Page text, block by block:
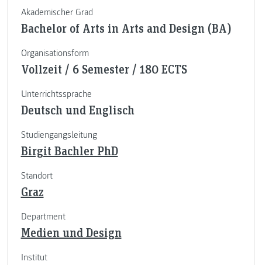
Akademischer Grad
Bachelor of Arts in Arts and Design (BA)
Organisationsform
Vollzeit / 6 Semester / 180 ECTS
Unterrichtssprache
Deutsch und Englisch
Studiengangsleitung
Birgit Bachler PhD
Standort
Graz
Department
Medien und Design
Institut